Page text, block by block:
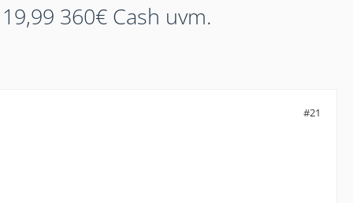
360€ Cash uvm.
#21